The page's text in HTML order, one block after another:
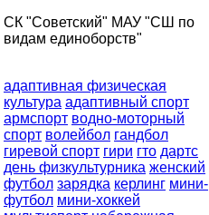
СК "Советский" МАУ "СШ по
видам единоборств"
адаптивная физическая
культура адаптивный спорт
армспорт водно-моторный
спорт волейбол гандбол
гиревой спорт гири гто дартс
день физкультурника женский
футбол зарядка керлинг мини-
футбол мини-хоккей